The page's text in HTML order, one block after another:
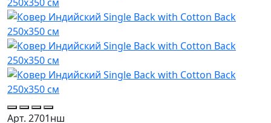
Арт. 2701нш